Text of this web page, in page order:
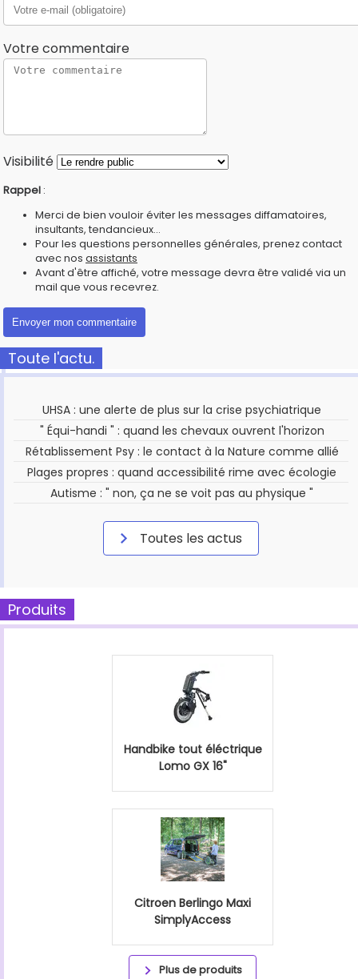
Votre commentaire
Visibilité
Rappel :
Merci de bien vouloir éviter les messages diffamatoires,
insultants, tendancieux...
Pour les questions personnelles générales, prenez contact
avec nos assistants
Avant d'être affiché, votre message devra être validé via un
mail que vous recevrez.
Toute l'actu.
UHSA : une alerte de plus sur la crise psychiatrique
" Équi-handi " : quand les chevaux ouvrent l'horizon
Rétablissement Psy : le contact à la Nature comme allié
Plages propres : quand accessibilité rime avec écologie
Autisme : " non, ça ne se voit pas au physique "
Toutes les actus
Produits
Handbike tout éléctrique
Lomo GX 16"
Citroen Berlingo Maxi
SimplyAccess
Plus de produits